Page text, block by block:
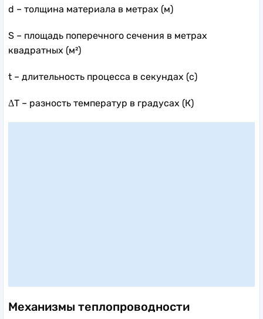
d – толщина материала в метрах (м)
S – площадь поперечного сечения в метрах
квадратных (м²)
t – длительность процесса в секундах (с)
ΔT – разность температур в градусах (К)
Механизмы теплопроводности